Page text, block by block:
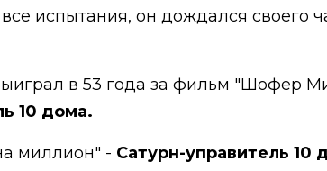
испытания, он дождался своего
в 53 года за фильм "Шофер
10 дома.
миллион" - Сатурн-управитель 10